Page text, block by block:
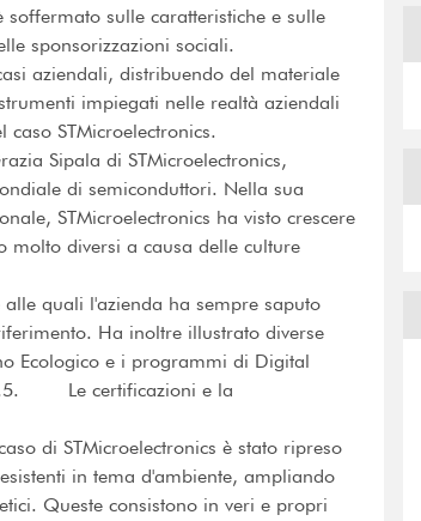
sulle caratteristiche e sulle
sponsorizzazioni sociali.
aziendali, distribuendo del materiale
impiegati nelle realtà aziendali
STMicroelectronics.
Sipala di STMicroelectronics,
di semiconduttori. Nella sua
STMicroelectronics ha visto crescere
molto diversi a causa delle culture
quali l'azienda ha sempre saputo
Ha inoltre illustrato diverse
Ecologico e i programmi di Digital
Le certificazioni e la
di STMicroelectronics è stato ripreso
in tema d'ambiente, ampliando
Queste consistono in veri e propri